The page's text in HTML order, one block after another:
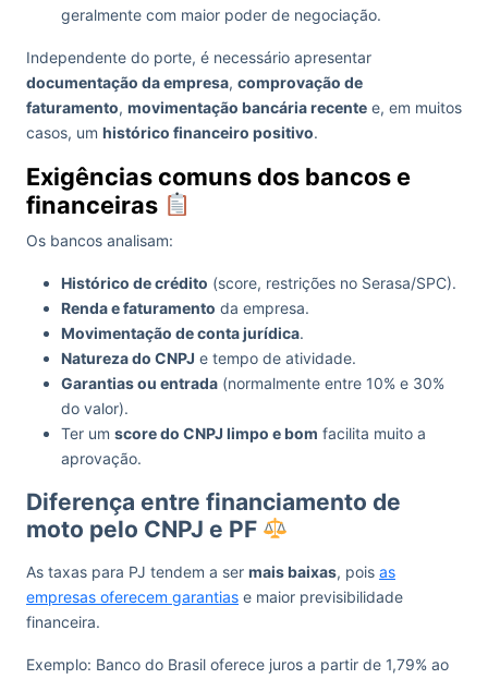
geralmente com maior poder de negociação.
Independente do porte, é necessário apresentar
documentação da empresa, comprovação de
faturamento, movimentação bancária recente e, em muitos
casos, um histórico financeiro positivo.
Exigências comuns dos bancos e
financeiras
Os bancos analisam:
Histórico de crédito (score, restrições no Serasa/SPC).
Renda e faturamento da empresa.
Movimentação de conta jurídica.
Natureza do CNPJ e tempo de atividade.
Garantias ou entrada (normalmente entre 10% e 30%
do valor).
Ter um score do CNPJ limpo e bom facilita muito a
aprovação.
Diferença entre financiamento de
moto pelo CNPJ e PF
As taxas para PJ tendem a ser mais baixas, pois as
empresas oferecem garantias e maior previsibilidade
financeira.
Exemplo: Banco do Brasil oferece juros a partir de 1,79% ao